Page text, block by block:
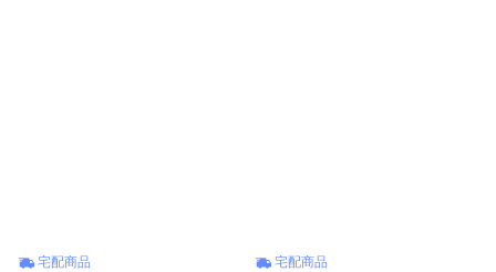
宅配商品 宅配商品